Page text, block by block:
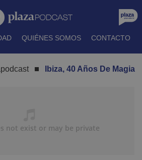
QUIÉNES SOMOS CONTACTO
Ibiza, 40 Años De Magia